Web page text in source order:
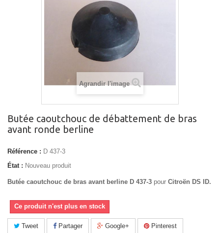
Agrandir l'image
Butée caoutchouc de débattement de bras
avant ronde berline
Référence : D 437-3
État : Nouveau produit
Butée caoutchouc de bras avant berline D 437-3 pour Citroën DS ID.
Ce produit n'est plus en stock
Tweet Partager Google+ Pinterest